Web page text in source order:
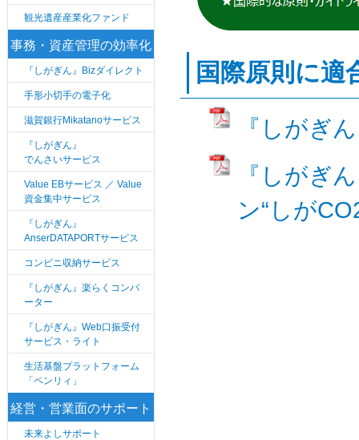
観光遺産産業化ファンド
事務・資産管理の効率化
『しがぎん』Bizダイレクト
手形小切手の電子化
滋賀銀行Mikatanoサービス
『しがぎん』
でんさいサービス
Value EBサービス ／ Value
資金集中サービス
『しがぎん』
AnserDATAPORTサービス
コンビニ収納サービス
『しがぎん』楽らくコンバ
ーター
『しがぎん』Web口振受付
サービス・ライト
生活基盤プラットフォーム
「ペンリィ」
経営・営業面のサポート
未来よしサポート
国際原則に適
『しがぎ
『しがぎ
ン“しが